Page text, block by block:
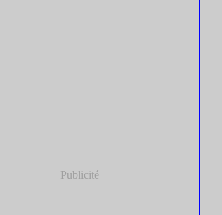
Publicité